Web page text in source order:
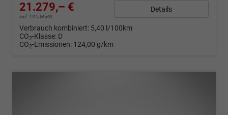
21.279,– €
incl. 19% MwSt.
Details
Verbrauch kombiniert: 5,40 l/100km
CO2-Klasse: D
CO2-Emissionen: 124,00 g/km